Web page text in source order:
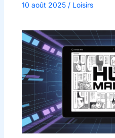
10 août 2025 / Loisirs